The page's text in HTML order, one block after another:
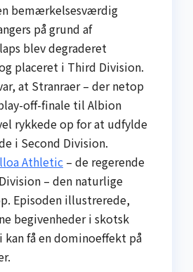
bemærkelsesværdig
på grund af
blev degraderet
placeret i Third Division.
at Stranraer – der netop
off-finale til Albion
rykkede op for at udfylde
i Second Division.
Athletic – de regerende
– den naturlige
Episoden illustrerede,
begivenheder i skotsk
få en dominoeffekt på